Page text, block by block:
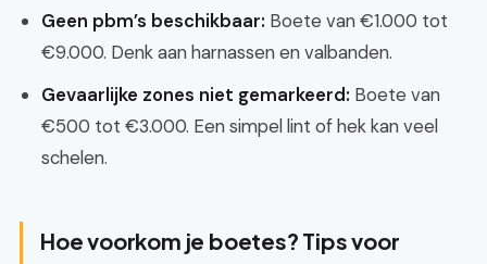
Geen pbm’s beschikbaar: Boete van €1.000 tot
€9.000. Denk aan harnassen en valbanden.
Gevaarlijke zones niet gemarkeerd: Boete van
€500 tot €3.000. Een simpel lint of hek kan veel
schelen.
Hoe voorkom je boetes? Tips voor